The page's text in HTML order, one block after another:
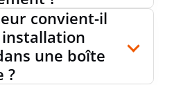
Sonepar
convient-il
une boîte
?